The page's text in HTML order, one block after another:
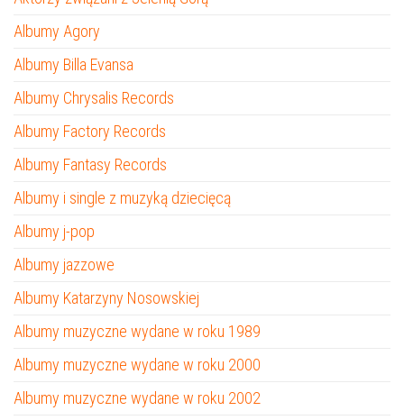
Albumy Agory
Albumy Billa Evansa
Albumy Chrysalis Records
Albumy Factory Records
Albumy Fantasy Records
Albumy i single z muzyką dziecięcą
Albumy j-pop
Albumy jazzowe
Albumy Katarzyny Nosowskiej
Albumy muzyczne wydane w roku 1989
Albumy muzyczne wydane w roku 2000
Albumy muzyczne wydane w roku 2002